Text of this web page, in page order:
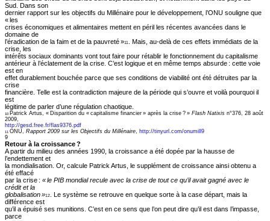
Sud. Dans son
dernier rapport sur les objectifs du Millénaire pour le développement, l’ONU souligne que
« les
crises économiques et alimentaires mettent en péril les récentes avancées dans le
domaine de
l’éradication de la faim et de la pauvreté »11
. Mais, au-delà de ces effets immédiats de la
crise, les
intérêts sociaux dominants vont tout faire pour rétablir le fonctionnement du capitalisme
antérieur à l’éclatement de la crise. C’est logique et en même temps absurde : cette voie
est en
effet durablement bouchée parce que ses conditions de viabilité ont été détruites par la
crise
financière. Telle est la contradiction majeure de la période qui s’ouvre et voilà pourquoi il
est
légitime de parler d’une régulation chaotique.
10 Patrick Artus, « Disparition du « capitalisme financier » après la crise ? » Flash Natixis n°376, 28 août
2009,
http://gesd.free.fr/flas9376.pdf
11 ONU, Rapport 2009 sur les Objectifs du Millénaire, http://tinyurl.com/onumill9
9
Retour à la croissance ?
A partir du milieu des années 1990, la croissance a été dopée par la hausse de
l’endettement et
la mondialisation. Or, calcule Patrick Artus, le supplément de croissance ainsi obtenu a
été effacé
par la crise : « le PIB mondial recule avec la crise de tout ce qu’il avait gagné avec le
crédit et la
globalisation »12
. Le système se retrouve en quelque sorte à la case départ, mais la
différence est
qu’il a épuisé ses munitions. C’est en ce sens que l’on peut dire qu’il est dans l’impasse,
parce